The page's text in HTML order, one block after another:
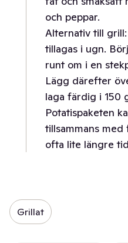
och peppar.
Alternativ till
tillagas i ugn.
runt om i en
Lägg därefter
laga färdig i 150
Potatispaketen
tillsammans
ofta lite längre
Grillat